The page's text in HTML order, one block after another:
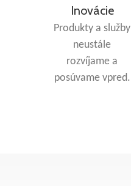
Inovácie
Produkty a služby
neustále
rozvíjame a
posúvame vpred.